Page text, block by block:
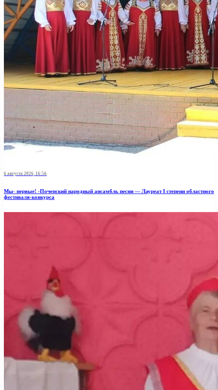
6 августа 2026, 16:56
Мы- первые! -Почепский народный ансамбль песни — Лауреат I степени областного
фестиваля-конкурса